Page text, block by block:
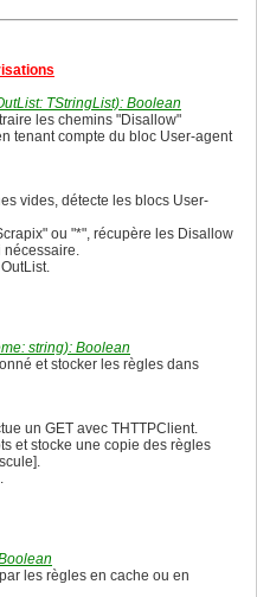
d'éviter les conditions
de façon thread-safe en
LangLock.
à Key dans le
immédiatement une
ou anglais suivant
protégé par LangLock pour
Key: string): string;
TStringList): Boolean
les chemins "Disallow"
tenant compte du bloc User-agent
vides, détecte les blocs User-
ou "*", récupère les Disallow
nécessaire.
string): Boolean
et stocker les règles dans
un GET avec THTTPClient.
et stocke une copie des règles
les règles en cache ou en